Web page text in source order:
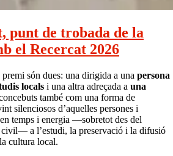
punt de trobada de la
el Recercat 2026
són dues: una dirigida a una persona
locals i una altra adreçada a una
també com una forma de
silenciosos d’aquelles persones i
temps i energia —sobretot des del
a l’estudi, la preservació i la difusió
cultura local.